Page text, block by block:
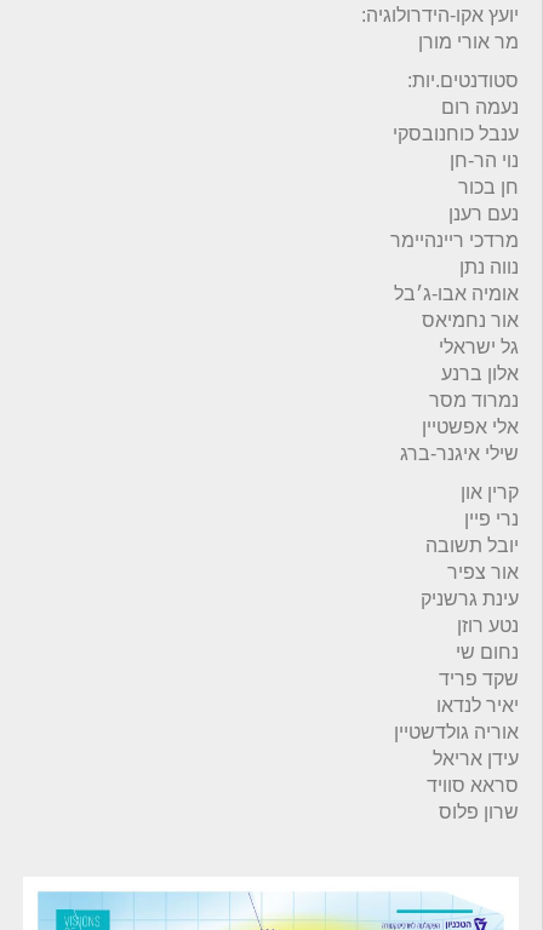
יועץ אקו-הידרולוגיה:
מר אורי מורן
סטודנטים.יות:
נעמה רום
ענבל כוחנובסקי
נוי הר-חן
חן בכור
נעם רענן
מרדכי ריינהיימר
נווה נתן
אומיה אבו-ג׳בל
אור נחמיאס
גל ישראלי
אלון ברנע
נמרוד מסר
אלי אפשטיין
שילי איגנר-ברג
קרין און
נרי פיין
יובל תשובה
אור צפיר
עינת גרשניק
נטע רוזן
נחום שי
שקד פריד
יאיר לנדאו
אוריה גולדשטיין
עידן אריאל
סראא סוויד
שרון פלוס